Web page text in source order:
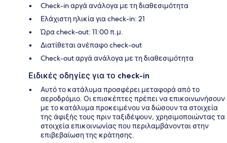
Check-in αργά ανάλογα με τη διαθεσιμότητα
Ελάχιστη ηλικία για check-in: 21
Ώρα check-out: 11:00 π.μ.
Διατίθεται ανέπαφο check-out
Check-out αργά ανάλογα με τη διαθεσιμότητα
Ειδικές οδηγίες για το check-in
Αυτό το κατάλυμα προσφέρει μεταφορά από το
αεροδρόμιο. Οι επισκέπτες πρέπει να επικοινωνήσουν
με το κατάλυμα προκειμένου να δώσουν τα στοιχεία
της άφιξής τους πριν ταξιδέψουν, χρησιμοποιώντας τα
στοιχεία επικοινωνίας που περιλαμβάνονται στην
επιβεβαίωση της κράτησης.